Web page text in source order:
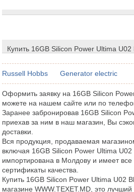
Купить 16GB Silicon Power Ultima
Russell Hobbs Generator electric
Оформить заявку на 16GB Silicon
можете на нашем сайте или по
Заранее забронировав 16GB Silicon
приехав за ним в наш магазин, Вы
доставки.
Вся продукция, продаваемая
включая 16GB Silicon Power Ultima
импортирована в Молдову и имеет
сертификаты качества.
Купить 16GB Silicon Power Ultima U02
магазине WWW.TEXET.MD, это